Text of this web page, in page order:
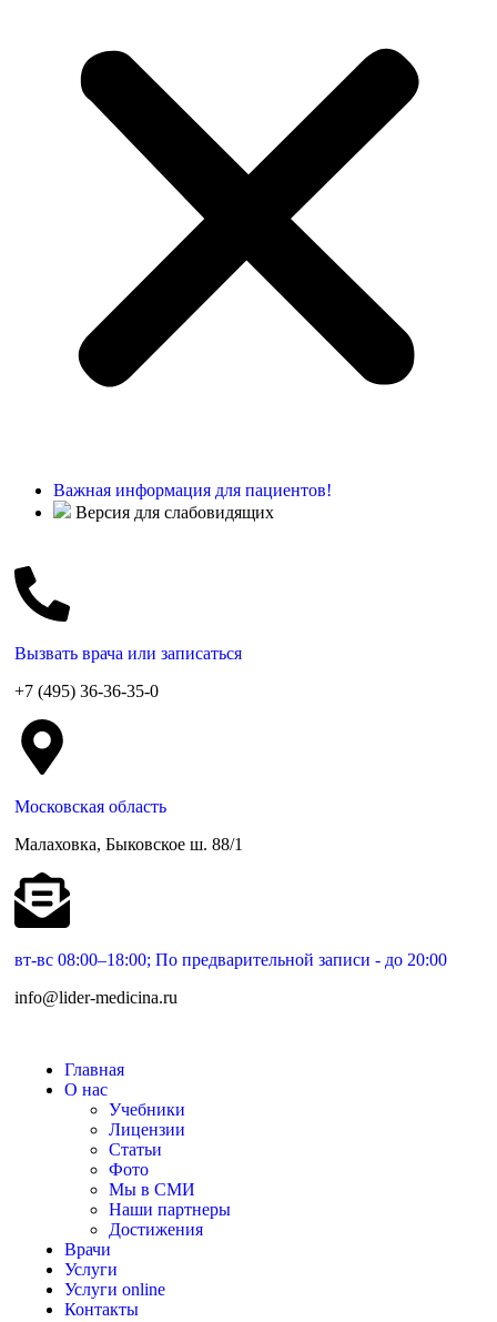
Важная информация для пациентов!
Версия для слабовидящих
Вызвать врача или записаться
+7 (495) 36-36-35-0
Московская область
Малаховка, Быковское ш. 88/1
вт-вс 08:00–18:00; По предварительной записи - до 20:00
info@lider-medicina.ru
Главная
О нас
Учебники
Лицензии
Статьи
Фото
Мы в СМИ
Наши партнеры
Достижения
Врачи
Услуги
Услуги online
Контакты